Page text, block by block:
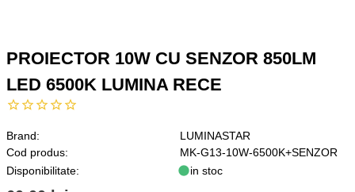
PROIECTOR 10W CU SENZOR 850LM
LED 6500K LUMINA RECE
Brand:
LUMINASTAR
Cod produs:
MK-G13-10W-6500K+SENZOR
Disponibilitate:
in stoc